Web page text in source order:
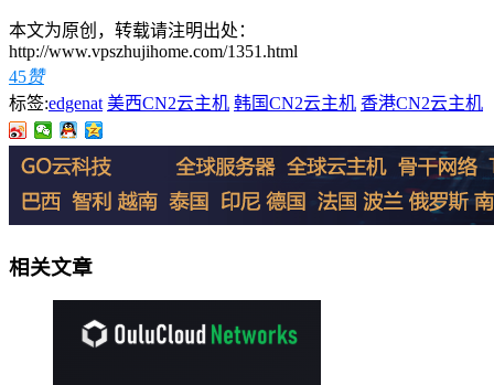
本文为原创，转载请注明出处：
http://www.vpszhujihome.com/1351.html
45赞
标签:edgenat 美西CN2云主机 韩国CN2云主机 香港CN2云主机
相关文章